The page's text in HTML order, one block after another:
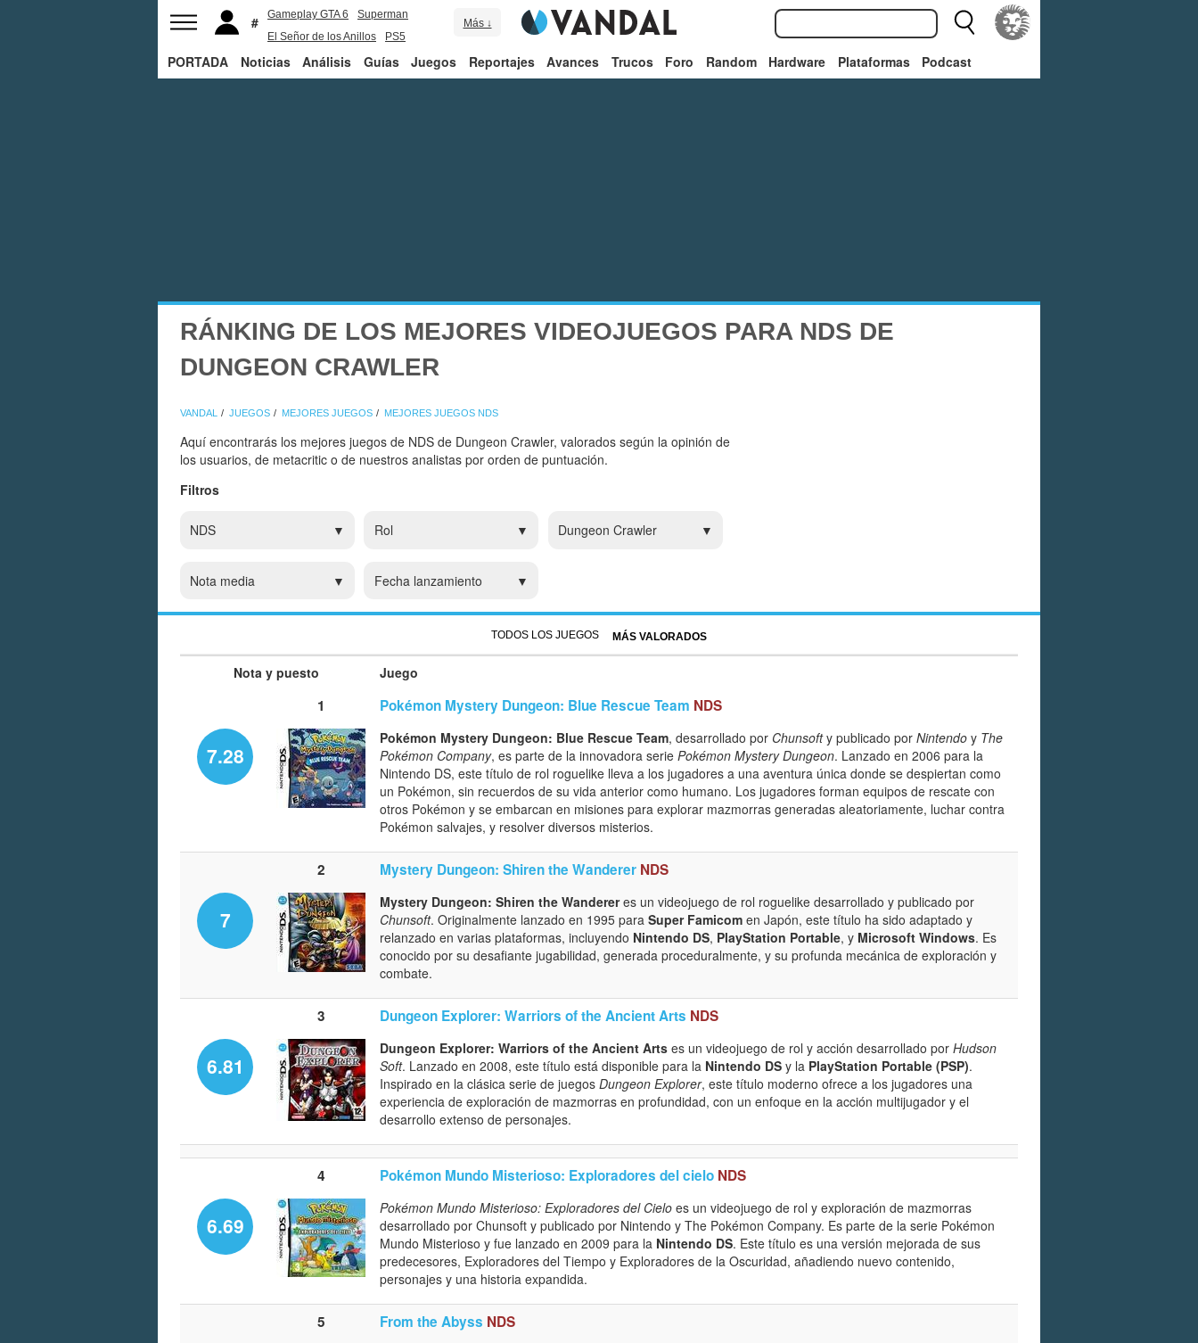
Gameplay GTA 6
Superman
El Señor de los Anillos
PS5
Más ↓
PORTADA Noticias Análisis Guías Juegos Reportajes Avances Trucos Foro Random Hardware Plataformas Podcast
RÁNKING DE LOS MEJORES VIDEOJUEGOS PARA NDS DE
DUNGEON CRAWLER
VANDAL JUEGOS MEJORES JUEGOS MEJORES JUEGOS NDS
Aquí encontrarás los mejores juegos de NDS de Dungeon Crawler, valorados según la opinión de
los usuarios, de metacritic o de nuestros analistas por orden de puntuación.
Filtros
NDS Rol Dungeon Crawler
Nota media Fecha lanzamiento
TODOS LOS JUEGOS MÁS VALORADOS
Nota y puesto Juego
1 Pokémon Mystery Dungeon: Blue Rescue Team NDS
7.28
Pokémon Mystery Dungeon: Blue Rescue Team, desarrollado por Chunsofty publicado por Nintendo y The
Pokémon Company, es parte de la innovadora serie Pokémon Mystery Dungeon. Lanzado en 2006 para la
Nintendo DS, este título de rol roguelike lleva a los jugadores a una aventura única donde se despiertan como
un Pokémon, sin recuerdos de su vida anterior como humano. Los jugadores forman equipos de rescate con
otros Pokémon y se embarcan en misiones para explorar mazmorras generadas aleatoriamente, luchar contra
Pokémon salvajes, y resolver diversos misterios.
2 Mystery Dungeon: Shiren the Wanderer NDS
7
Mystery Dungeon: Shiren the Wandereres un videojuego de rol roguelike desarrollado y publicado por
Chunsoft. Originalmente lanzado en 1995 para Super Famicom en Japón, este título ha sido adaptado y
relanzado en varias plataformas, incluyendo Nintendo DS, PlayStation Portable, y Microsoft Windows. Es
conocido por su desafiante jugabilidad, generada proceduralmente, y su profunda mecánica de exploración y
combate.
3 Dungeon Explorer: Warriors of the Ancient Arts NDS
6.81
Dungeon Explorer: Warriors of the Ancient Arts es un videojuego de rol y acción desarrollado por Hudson
Soft. Lanzado en 2008, este título está disponible para la Nintendo DS y la PlayStation Portable (PSP).
Inspirado en la clásica serie de juegos Dungeon Explorer, este título moderno ofrece a los jugadores una
experiencia de exploración de mazmorras en profundidad, con un enfoque en la acción multijugador y el
desarrollo extenso de personajes.
4 Pokémon Mundo Misterioso: Exploradores del cielo NDS
6.69
Pokémon Mundo Misterioso: Exploradores del Cielo es un videojuego de rol y exploración de mazmorras
desarrollado por Chunsoft y publicado por Nintendo y The Pokémon Company. Es parte de la serie Pokémon
Mundo Misterioso y fue lanzado en 2009 para la Nintendo DS. Este título es una versión mejorada de sus
predecesores, Exploradores del Tiempo y Exploradores de la Oscuridad, añadiendo nuevo contenido,
personajes y una historia expandida.
5 From the Abyss NDS